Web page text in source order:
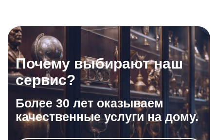
Почему выбирают наш
сервис?
Более 30 лет оказываем
качественные услуги на дому.